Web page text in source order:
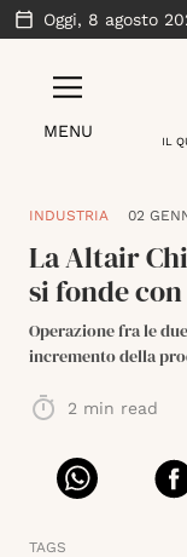
Oggi, 8 agosto
MENU
IL
INDUSTRIA 02
La Altair
si fonde
Operazione fra le
incremento della
2 min read
TAGS